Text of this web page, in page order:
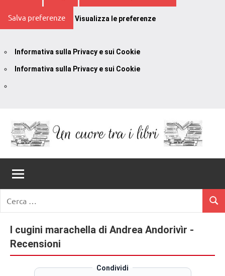
Salva preferenze Visualizza le preferenze
Informativa sulla Privacy e sui Cookie
Informativa sulla Privacy e sui Cookie
contenuto
Un
Cuore
Tra
I
Libri
romanzi
romance
e
non
solo.
Recensioni,
per:
I cugini marachella di Andrea Andorivìr -
Recensioni
Condividi